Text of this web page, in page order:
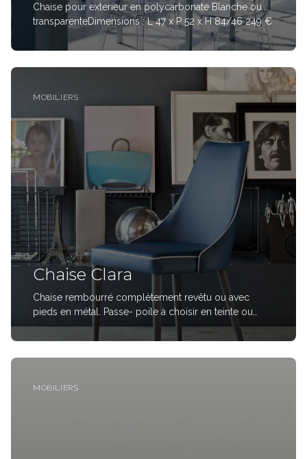
Chaise pour exterieur en polycarbonate Blanche ou
transparenteDimensions : L 47 x P 52 x H 84/46 249 €
MOBILIERS
Chaise Clara
Chaise rembourré complètement revêtu ou avec
pieds en métal. Passe- poile à choisir en teinte ou
contrasté.2 options : - L 52 x P60 x H91/48 .Chaise
structure en métal revêtue et rembourré en cuir éco,
MOBILIERS